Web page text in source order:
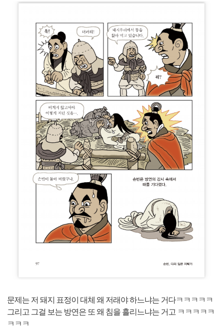
문제는 저 돼지 표정이 대체 왜 저래야 하느냐는 거다ㅋㅋㅋㅋㅋ
그리고 그걸 보는 방연은 또 왜 침을 흘리느냐는 거고 ㅋㅋㅋㅋㅋ
ㅋㅋㅋ